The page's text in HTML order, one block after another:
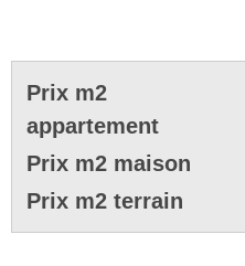
Prix m2
appartement
Prix m2 maison
Prix m2 terrain